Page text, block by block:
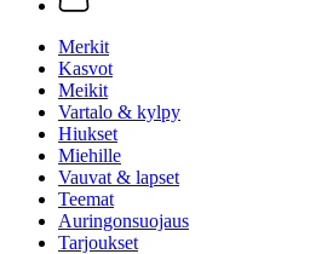
Merkit
Kasvot
Meikit
Vartalo & kylpy
Hiukset
Miehille
Vauvat & lapset
Teemat
Auringonsuojaus
Tarjoukset